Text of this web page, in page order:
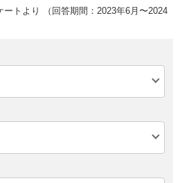
トより （回答期間：2023年6月〜2024